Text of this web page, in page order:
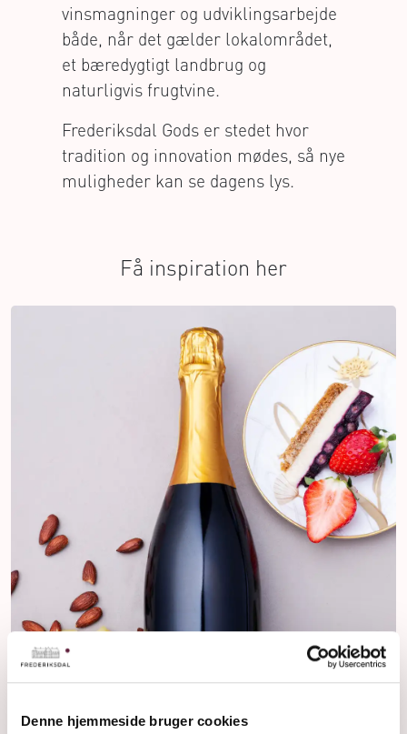
Denne hjemmeside bruger cookies
vinsmagninger og udviklingsarbejde
både, når det gælder lokalområdet,
et bæredygtigt landbrug og
naturligvis frugtvine.
Frederiksdal Gods er stedet hvor
tradition og innovation mødes, så nye
muligheder kan se dagens lys.
Få inspiration her